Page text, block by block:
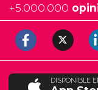
+5.000.000
DISPONIBLE